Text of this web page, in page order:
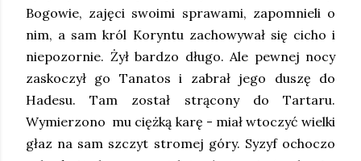
Bogowie, zajęci swoimi sprawami, zapomnieli o
nim, a sam król Koryntu zachowywał się cicho i
niepozornie. Żył bardzo długo. Ale pewnej nocy
zaskoczył go Tanatos i zabrał jego duszę do
Hadesu. Tam został strącony do Tartaru.
Wymierzono mu ciężką karę - miał wtoczyć wielki
głaz na sam szczyt stromej góry. Syzyf ochoczo